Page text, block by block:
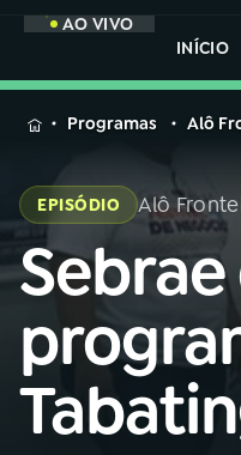
AO VIVO
INÍCIO
MENU
Buscar
na
Rádio
Nacional
01 INÍCIO
na
Rádio
Programas Alô
EPISÓDIO Alô